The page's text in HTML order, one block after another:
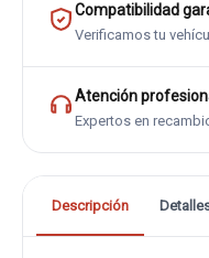
Compatibilidad
Verificamos tu
Atención
Expertos en
Descripción